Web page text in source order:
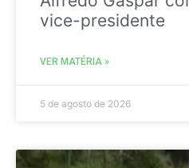
vice-presidente
VER MATÉRIA »
5 de agosto de 2026